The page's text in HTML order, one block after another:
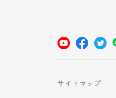
サイトマップ